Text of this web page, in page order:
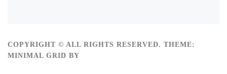
COPYRIGHT © ALL RIGHTS RESERVED. THEME:
MINIMAL GRID BY